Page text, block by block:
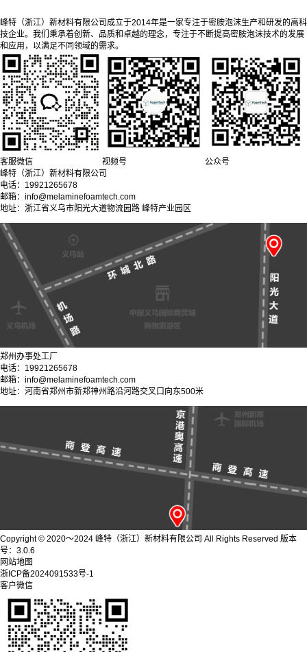
峰特（浙江）新材料有限公司成立于2014年是一家专注于密胺泡沫生产和研发的高科
技企业。我们秉承着创新、品质和卓越的理念，专注于不断提高密胺泡沫技术的发展
和应用，以满足不同领域的需求。
客服微信 视频号
公众号
峰特（浙江）新材料有限公司
电话：19921265678
邮箱：info@melaminefoamtech.com
地址：浙江省义乌市阳光大道物流园路 峰特产业园区
郑州办事处工厂
电话：19921265678
邮箱：info@melaminefoamtech.com
地址：河南省郑州市新郑神州路沿河路交叉口向东500米
Copyright © 2020～2024 峰特（浙江）新材料有限公司 All Rights Reserved 版本
号：3.0.6
网站地图
浙ICP备2024091533号-1
客户微信